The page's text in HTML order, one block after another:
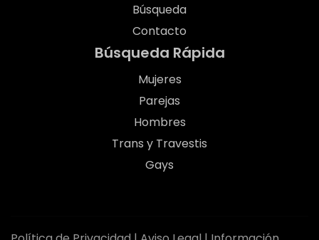
Búsqueda
Contacto
Búsqueda Rápida
Mujeres
Parejas
Hombres
Trans y Travestis
Gays